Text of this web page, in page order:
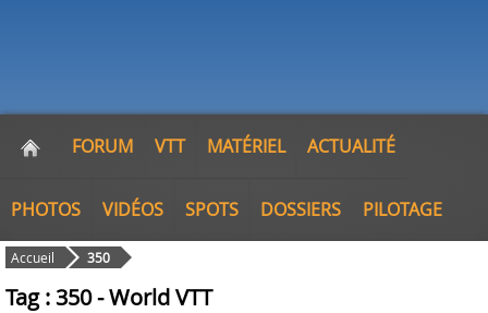
FORUM VTT MATÉRIEL ACTUALITÉ
PHOTOS VIDÉOS SPOTS DOSSIERS PILOTAGE
Accueil 350
Tag : 350 - World VTT